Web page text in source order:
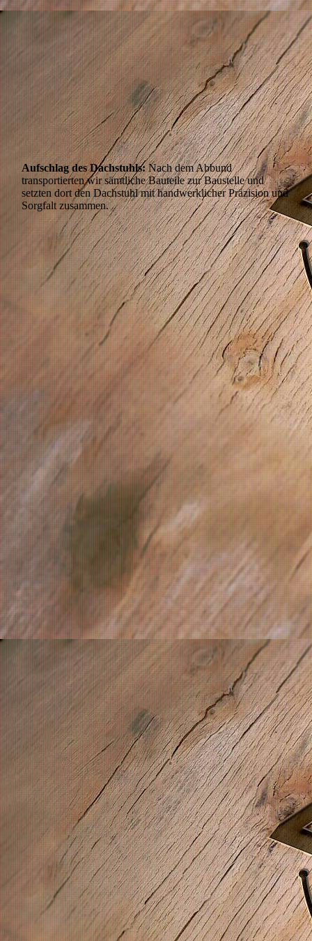
Aufschlag des Dachstuhls:Nach dem Abbund
transportierten wir sämtliche Bauteile zur Baustelle und
setzten dort den Dachstuhl mit handwerklicher Präzision und
Sorgfalt zusammen.